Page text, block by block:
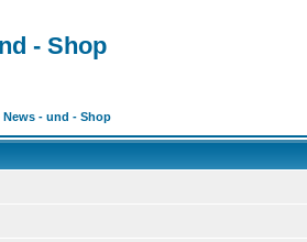
- Shop
News - und - Shop